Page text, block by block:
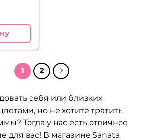
1 2
себя или близких
но не хотите тратить
Тогда у нас есть отличное
для вас! В магазине Sanata